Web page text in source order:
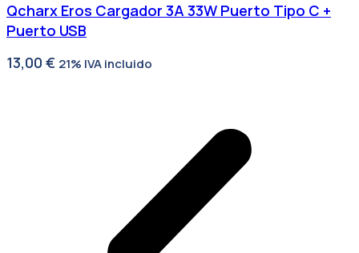
Qcharx Eros Cargador 3A 33W Puerto Tipo C +
Puerto USB
13,00 € 21% IVA incluido